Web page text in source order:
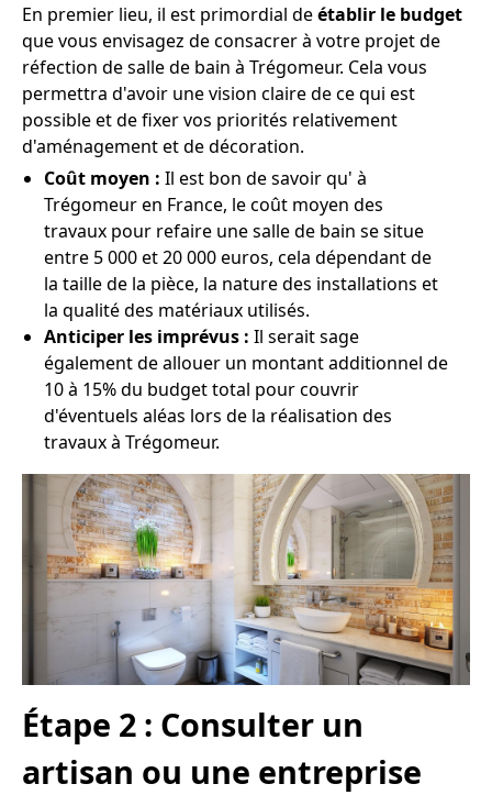
En premier lieu, il est primordial deétablir le budget
que vous envisagez de consacrer à votre projet de
réfection de salle de bain à Trégomeur. Cela vous
permettra d'avoir une vision claire de ce qui est
possible et de fixer vos priorités relativement
d'aménagement et de décoration.
Coût moyen : Il est bon de savoir qu' à
Trégomeur en France, le coût moyen des
travaux pour refaire une salle de bain se situe
entre 5 000 et 20 000 euros, cela dépendant de
la taille de la pièce, la nature des installations et
la qualité des matériaux utilisés.
Anticiper les imprévus : Il serait sage
également de allouer un montant additionnel de
10 à 15% du budget total pour couvrir
d'éventuels aléas lors de la réalisation des
travaux à Trégomeur.
Étape 2 : Consulter un
artisan ou une entreprise